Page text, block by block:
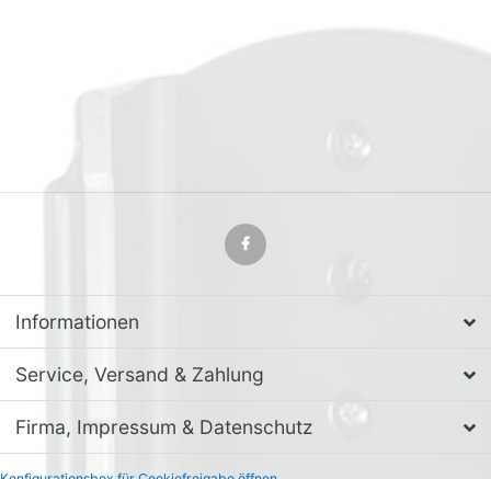
Informationen
Service, Versand & Zahlung
Firma, Impressum & Datenschutz